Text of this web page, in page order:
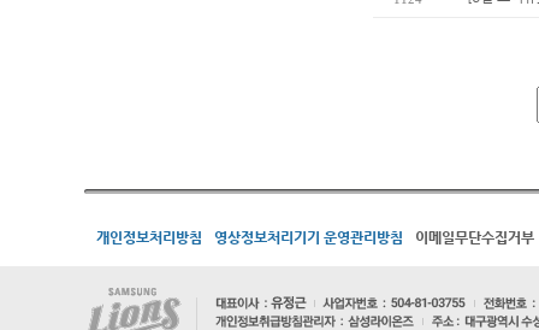
개인정보처리방침 영상정보처리기기 운영관리방침 이메일무단수집거부